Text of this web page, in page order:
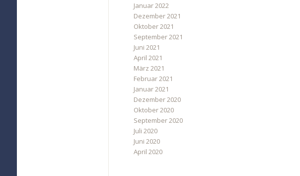
Januar 2022
Dezember 2021
Oktober 2021
September 2021
Juni 2021
April 2021
März 2021
Februar 2021
Januar 2021
Dezember 2020
Oktober 2020
September 2020
Juli 2020
Juni 2020
April 2020